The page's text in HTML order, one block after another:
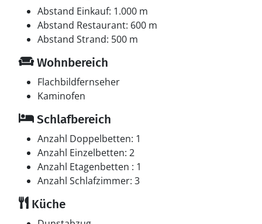
Abstand Einkauf: 1.000 m
Abstand Restaurant: 600 m
Abstand Strand: 500 m
Wohnbereich
Flachbildfernseher
Kaminofen
Schlafbereich
Anzahl Doppelbetten: 1
Anzahl Einzelbetten: 2
Anzahl Etagenbetten : 1
Anzahl Schlafzimmer: 3
Küche